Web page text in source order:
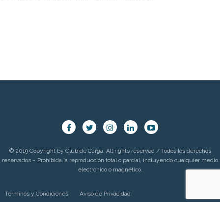
© 2019 Copyright by Club de Carga. All rights reserved / Todos los derechos
reservados – Prohibida la reproducción total o parcial, incluyendo cualquier medio
electrónico o magnético.
Términos y Condiciones Aviso de Privacidad